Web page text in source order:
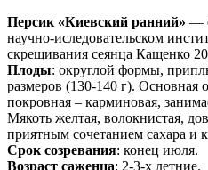
Персик «Киевский ранний» —
научно-иследовательском
скрещивания сеянца Кащенко
Плоды: округлой формы,
размеров (130-140 г). Основная
покровная – карминовая,
Мякоть желтая, волокнистая,
приятным сочетанием сахара и
Срок созревания: конец июля.
Возраст саженца: 2-3-х летние.